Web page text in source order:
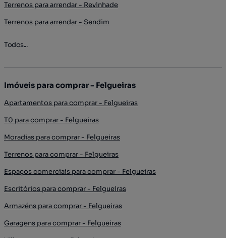
Terrenos para arrendar - Revinhade
Terrenos para arrendar - Sendim
Todos...
Imóveis para comprar - Felgueiras
Apartamentos para comprar - Felgueiras
T0 para comprar - Felgueiras
Moradias para comprar - Felgueiras
Terrenos para comprar - Felgueiras
Espaços comerciais para comprar - Felgueiras
Escritórios para comprar - Felgueiras
Armazéns para comprar - Felgueiras
Garagens para comprar - Felgueiras